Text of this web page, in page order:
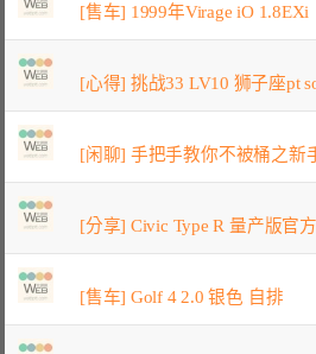
[售车] 1999年Virage iO 1.8EXi
[心得] 挑战33 LV10 狮子座pt
[闲聊] 手把手教你不被桶之新
[分享] Civic Type R 量产版官
[售车] Golf 4 2.0 银色 自排